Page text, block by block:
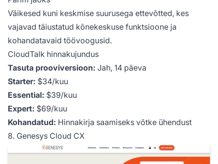
Väikesed kuni keskmise suurusega ettevõtted, kes
vajavad täiustatud kõnekeskuse funktsioone ja
kohandatavaid töövoogusid.
CloudTalk hinnakujundus
Tasuta prooviversioon: Jah, 14 päeva
Starter: $34/kuu
Essential: $39/kuu
Expert: $69/kuu
Kohandatud: Hinnakirja saamiseks võtke ühendust
8. Genesys Cloud CX